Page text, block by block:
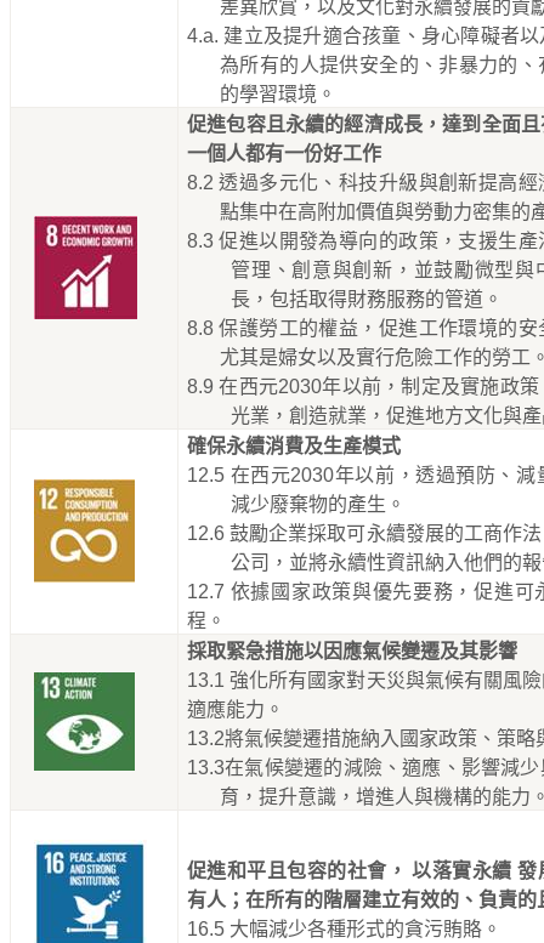
差異欣賞，以及文化對永續發展的貢
4.a. 建立及提升適合孩童、身心障礙者
為所有的人提供安全的、非暴力的
的學習環境。
促進包容且永續的經濟成長，達到全面
一個人都有一份好工作
8.2透過多元化、科技升級與創新提高
點集中在高附加價值與勞動力密集的
8.3促進以開發為導向的政策，支援生
管理、創意與創新，並鼓勵微型與
長，包括取得財務服務的管道。
8.8保護勞工的權益，促進工作環境的
尤其是婦女以及實行危險工作的勞工
8.9在西元2030年以前，制定及實施政
光業，創造就業，促進地方文化與
確保永續消費及生產模式
12.5 在西元2030年以前，透過預防、減
減少廢棄物的產生。
12.6鼓勵企業採取可永續發展的工商作
公司，並將永續性資訊納入他們的
12.7 依據國家政策與優先要務，促進可
程。
採取緊急措施以因應氣候變遷及其影響
13.1強化所有國家對天災與氣候有關風
適應能力。
13.2將氣候變遷措施納入國家政策、策略
13.3在氣候變遷的減險、適應、影響減
育，提升意識，增進人與機構的能力
促進和平且包容的社會， 以落實永續
有人；在所有的階層建立有效的、負責的
16.5 大幅減少各種形式的貪污賄賂。